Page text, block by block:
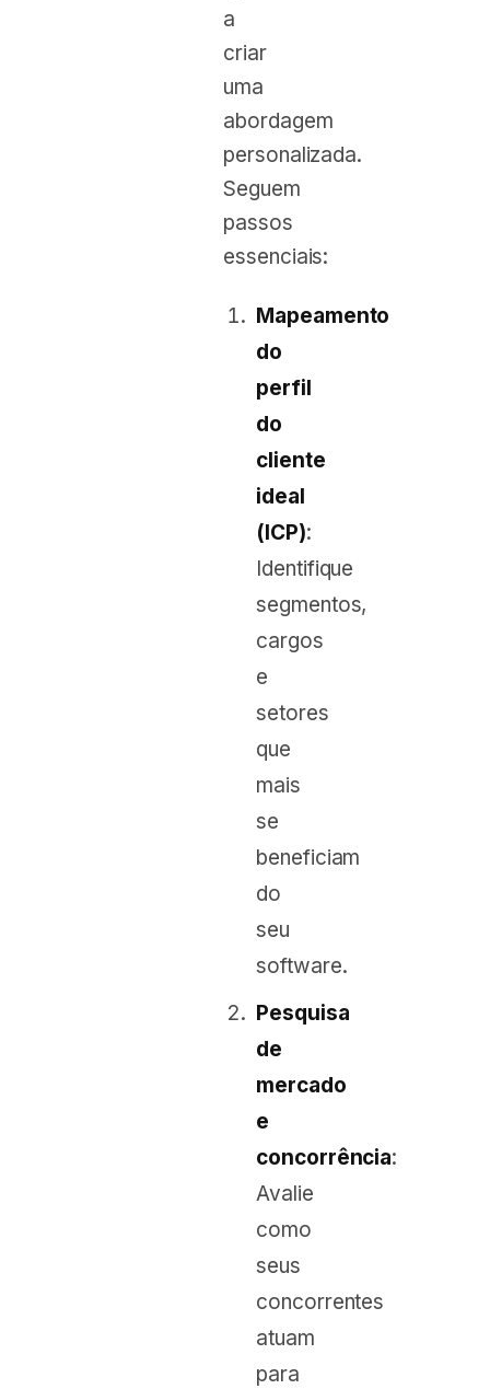
a
criar
uma
abordagem
personalizada.
Seguem
passos
essenciais:
Mapeamento
do
perfil
do
cliente
ideal
(ICP):
Identifique
segmentos,
cargos
e
setores
que
mais
se
beneficiam
do
seu
software.
Pesquisa
de
mercado
e
concorrência:
Avalie
como
seus
concorrentes
atuam
para